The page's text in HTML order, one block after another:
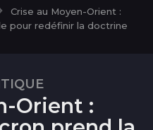
Crise au Moyen-Orient :
pour redéfinir la doctrine
Orient :